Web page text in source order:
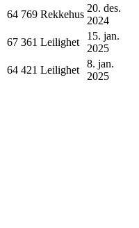
64 769 Rekkehus
20. des.
2024
67 361 Leilighet
15. jan.
2025
64 421 Leilighet
8. jan.
2025